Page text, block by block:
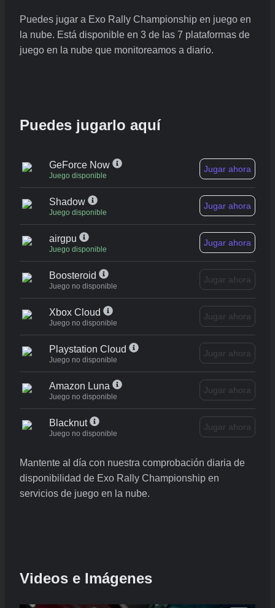
Puedes jugar a Exo Rally Championship en juego en
la nube. Está disponible en 3 de las 7 plataformas de
juego en la nube que monitoreamos a diario.
Puedes jugarlo aquí
GeForce Now
Juego disponible
Jugar ahora
Shadow
Juego disponible
Jugar ahora
airgpu
Juego disponible
Jugar ahora
Boosteroid
Juego no disponible
Jugar ahora
Xbox Cloud
Juego no disponible
Jugar ahora
Playstation Cloud
Juego no disponible
Jugar ahora
Amazon Luna
Juego no disponible
Jugar ahora
Blacknut
Juego no disponible
Jugar ahora
Mantente al día con nuestra comprobación diaria de
disponibilidad de Exo Rally Championship en
servicios de juego en la nube.
Videos e Imágenes